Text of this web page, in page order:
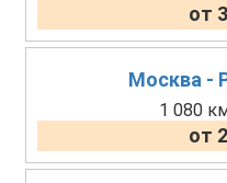
от
Москва -
1 080
от